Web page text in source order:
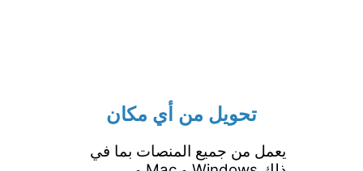
تحويل من أي مكان
يعمل من جميع المنصات بما في